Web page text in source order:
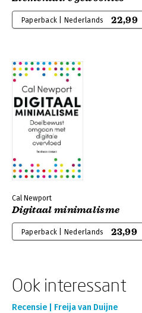
Paperback | Nederlands 22,99
Cal Newport
Digitaal minimalisme
Paperback | Nederlands 23,99
Ook interessant
Recensie | Freija van Duijne